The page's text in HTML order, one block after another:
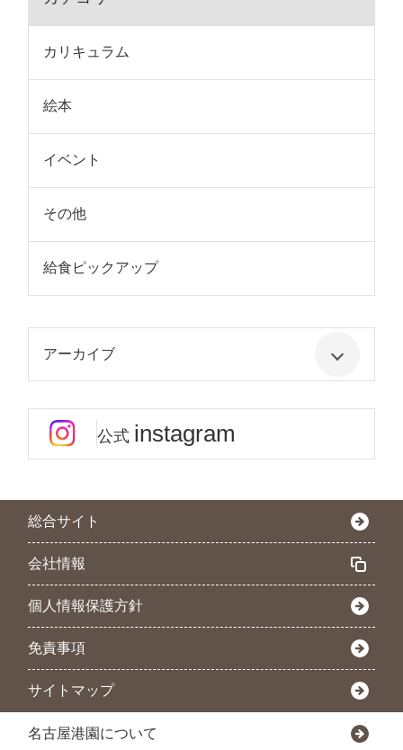
カリキュラム
絵本
イベント
その他
給食ピックアップ
アーカイブ
公式 instagram
総合サイト
会社情報
個人情報保護方針
免責事項
サイトマップ
名古屋港園について